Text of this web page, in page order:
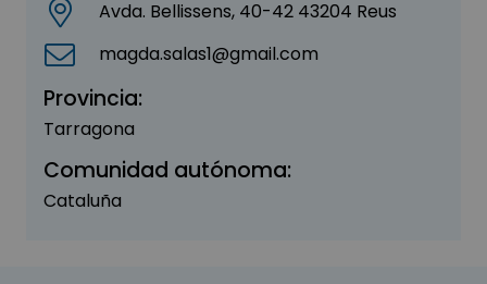
Avda. Bellissens, 40-42 43204 Reus
magda.salas1@gmail.com
Provincia:
Tarragona
Comunidad autónoma:
Cataluña